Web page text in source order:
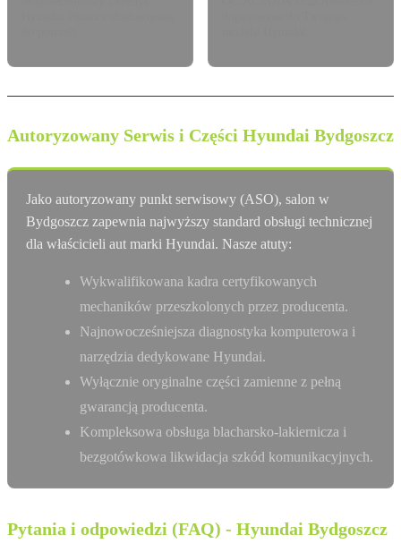
Autoryzowany Serwis i Części Hyundai Bydgoszcz
Jako autoryzowany punkt serwisowy (ASO), salon w
Bydgoszcz zapewnia najwyższy standard obsługi technicznej
dla właścicieli aut marki Hyundai. Nasze atuty:
Wykwalifikowana kadra certyfikowanych
mechaników przeszkolonych przez producenta.
Najnowocześniejsza diagnostyka komputerowa i
narzędzia dedykowane Hyundai.
Wyłącznie oryginalne części zamienne z pełną
gwarancją producenta.
Kompleksowa obsługa blacharsko-lakiernicza i
bezgotówkowa likwidacja szkód komunikacyjnych.
Pytania i odpowiedzi (FAQ) - Hyundai Bydgoszcz